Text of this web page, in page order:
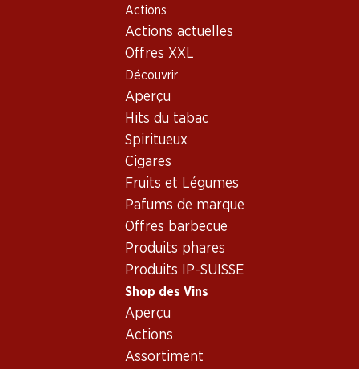
Actions
Actions actuelles
Offres XXL
Découvrir
Aperçu
Hits du tabac
Spiritueux
Cigares
Fruits et Légumes
Pafums de marque
Offres barbecue
Produits phares
Produits IP-SUISSE
Shop des Vins
Aperçu
Actions
Assortiment
Shop des Vins
Espagne
Toro
Finca Sobreño Crianza
(130)
Finca Sobreño Crianza